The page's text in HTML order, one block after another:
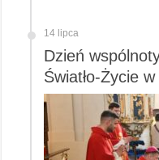
14 lipca
Dzień
Światło-Życie